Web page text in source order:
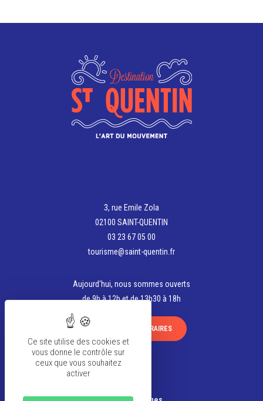
3, rue Emile Zola
02100 SAINT-QUENTIN
03 23 67 05 00
tourisme@saint-quentin.fr
Aujourd'hui, nous sommes ouverts
de 9h à 12h et de 13h30 à 18h
VOIR TOUS LES HORAIRES
Ce site utilise des cookies et
vous donne le contrôle sur
ceux que vous souhaitez
activer